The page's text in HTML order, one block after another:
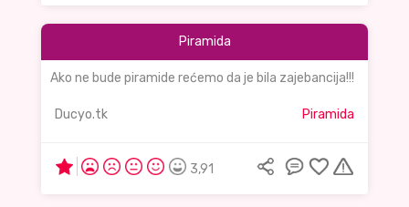
Piramida
Ako ne bude piramide rećemo da je bila zajebancija!!!
Ducyo.tk Piramida
3,91